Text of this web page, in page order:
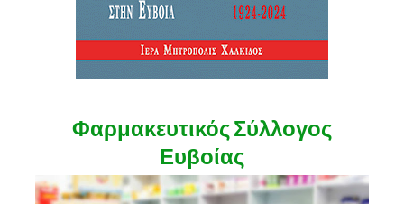
Φαρμακευτικός Σύλλογος
Ευβοίας